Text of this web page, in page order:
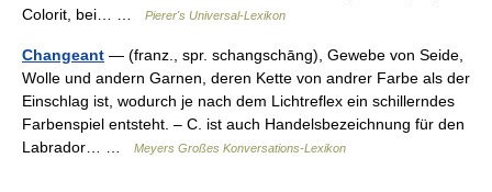
Colorit, bei… …
Pierer's Universal-Lexikon
Changeant — (franz., spr. schangschāng), Gewebe von Seide,
Wolle und andern Garnen, deren Kette von andrer Farbe als der
Einschlag ist, wodurch je nach dem Lichtreflex ein schillerndes
Farbenspiel entsteht. – C. ist auch Handelsbezeichnung für den
Labrador… …
Meyers Großes Konversations-Lexikon